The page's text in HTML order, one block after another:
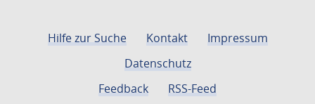
Hilfe zur Suche Kontakt
Impressum
Datenschutz
Feedback
RSS-Feed